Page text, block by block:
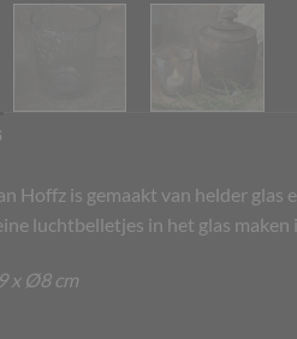
Hoffz is gemaakt van helder
luchtbelletjes in het glas maken
x Ø8 cm